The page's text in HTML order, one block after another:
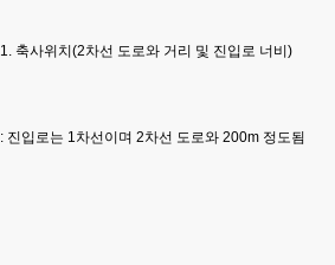
1. 축사위치(2차선 도로와 거리 및 진입로 너비)
: 진입로는 1차선이며 2차선 도로와 200m 정도됨